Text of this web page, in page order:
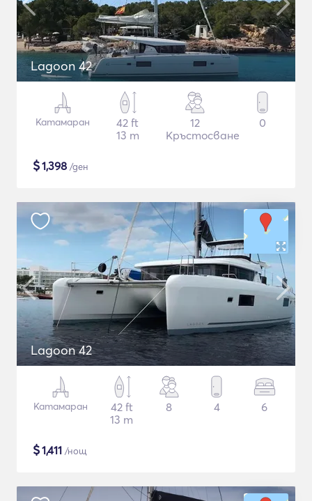
Lagoon 42
Катамаран
42 ft
13 m
12
Кръстосване
0
$1,398 /ден
Lagoon 42
Катамаран
42 ft
13 m
8 4 6
$1,411 /нощ